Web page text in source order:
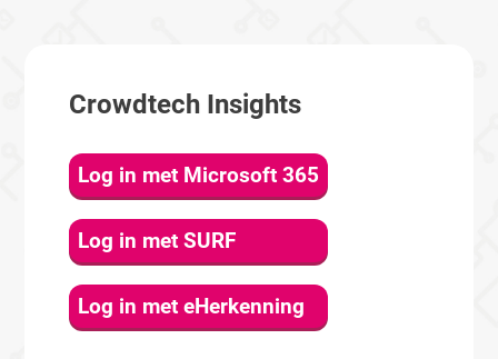
Crowdtech Insights
Log in met Microsoft 365
Log in met SURF
Log in met eHerkenning